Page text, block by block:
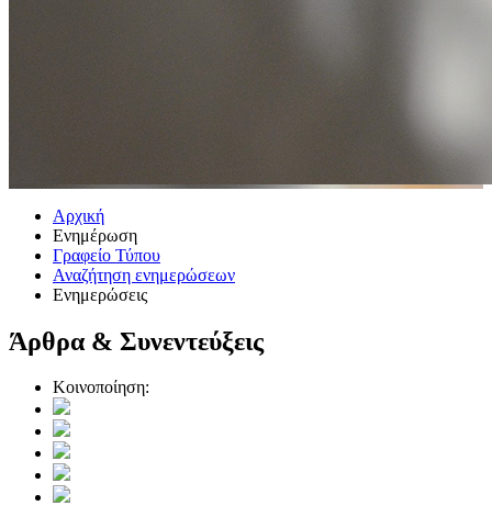
Αρχική
Ενημέρωση
Γραφείο Τύπου
Αναζήτηση ενημερώσεων
Ενημερώσεις
Άρθρα & Συνεντεύξεις
Κοινοποίηση: